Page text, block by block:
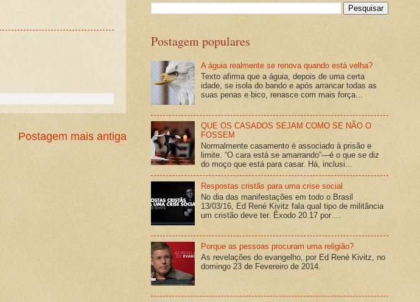
Postagem mais antiga
Postagem populares
A águia realmente se renova quando está velha?
Texto afirma que a águia, depois de uma certa
idade, se isola do bando e após arrancar todas as
suas penas e bico, renasce com mais força...
QUE OS CASADOS SEJAM COMO SE NÃO O
FOSSEM
Normalmente casamento é associado à prisão e
limite. “O cara está se amarrando”—é o que se diz
do moço que está para casar. Há, inclusi...
Respostas cristãs para uma crise social
No dia das manifestações em todo o Brasil
13/03/16, Ed René Kivitz fala qual tipo de militância
um cristão deve ter. Êxodo 20.17 por ...
Porque as pessoas procuram uma religião?
As revelações do evangelho, por Ed René Kivitz, no
domingo 23 de Fevereiro de 2014.